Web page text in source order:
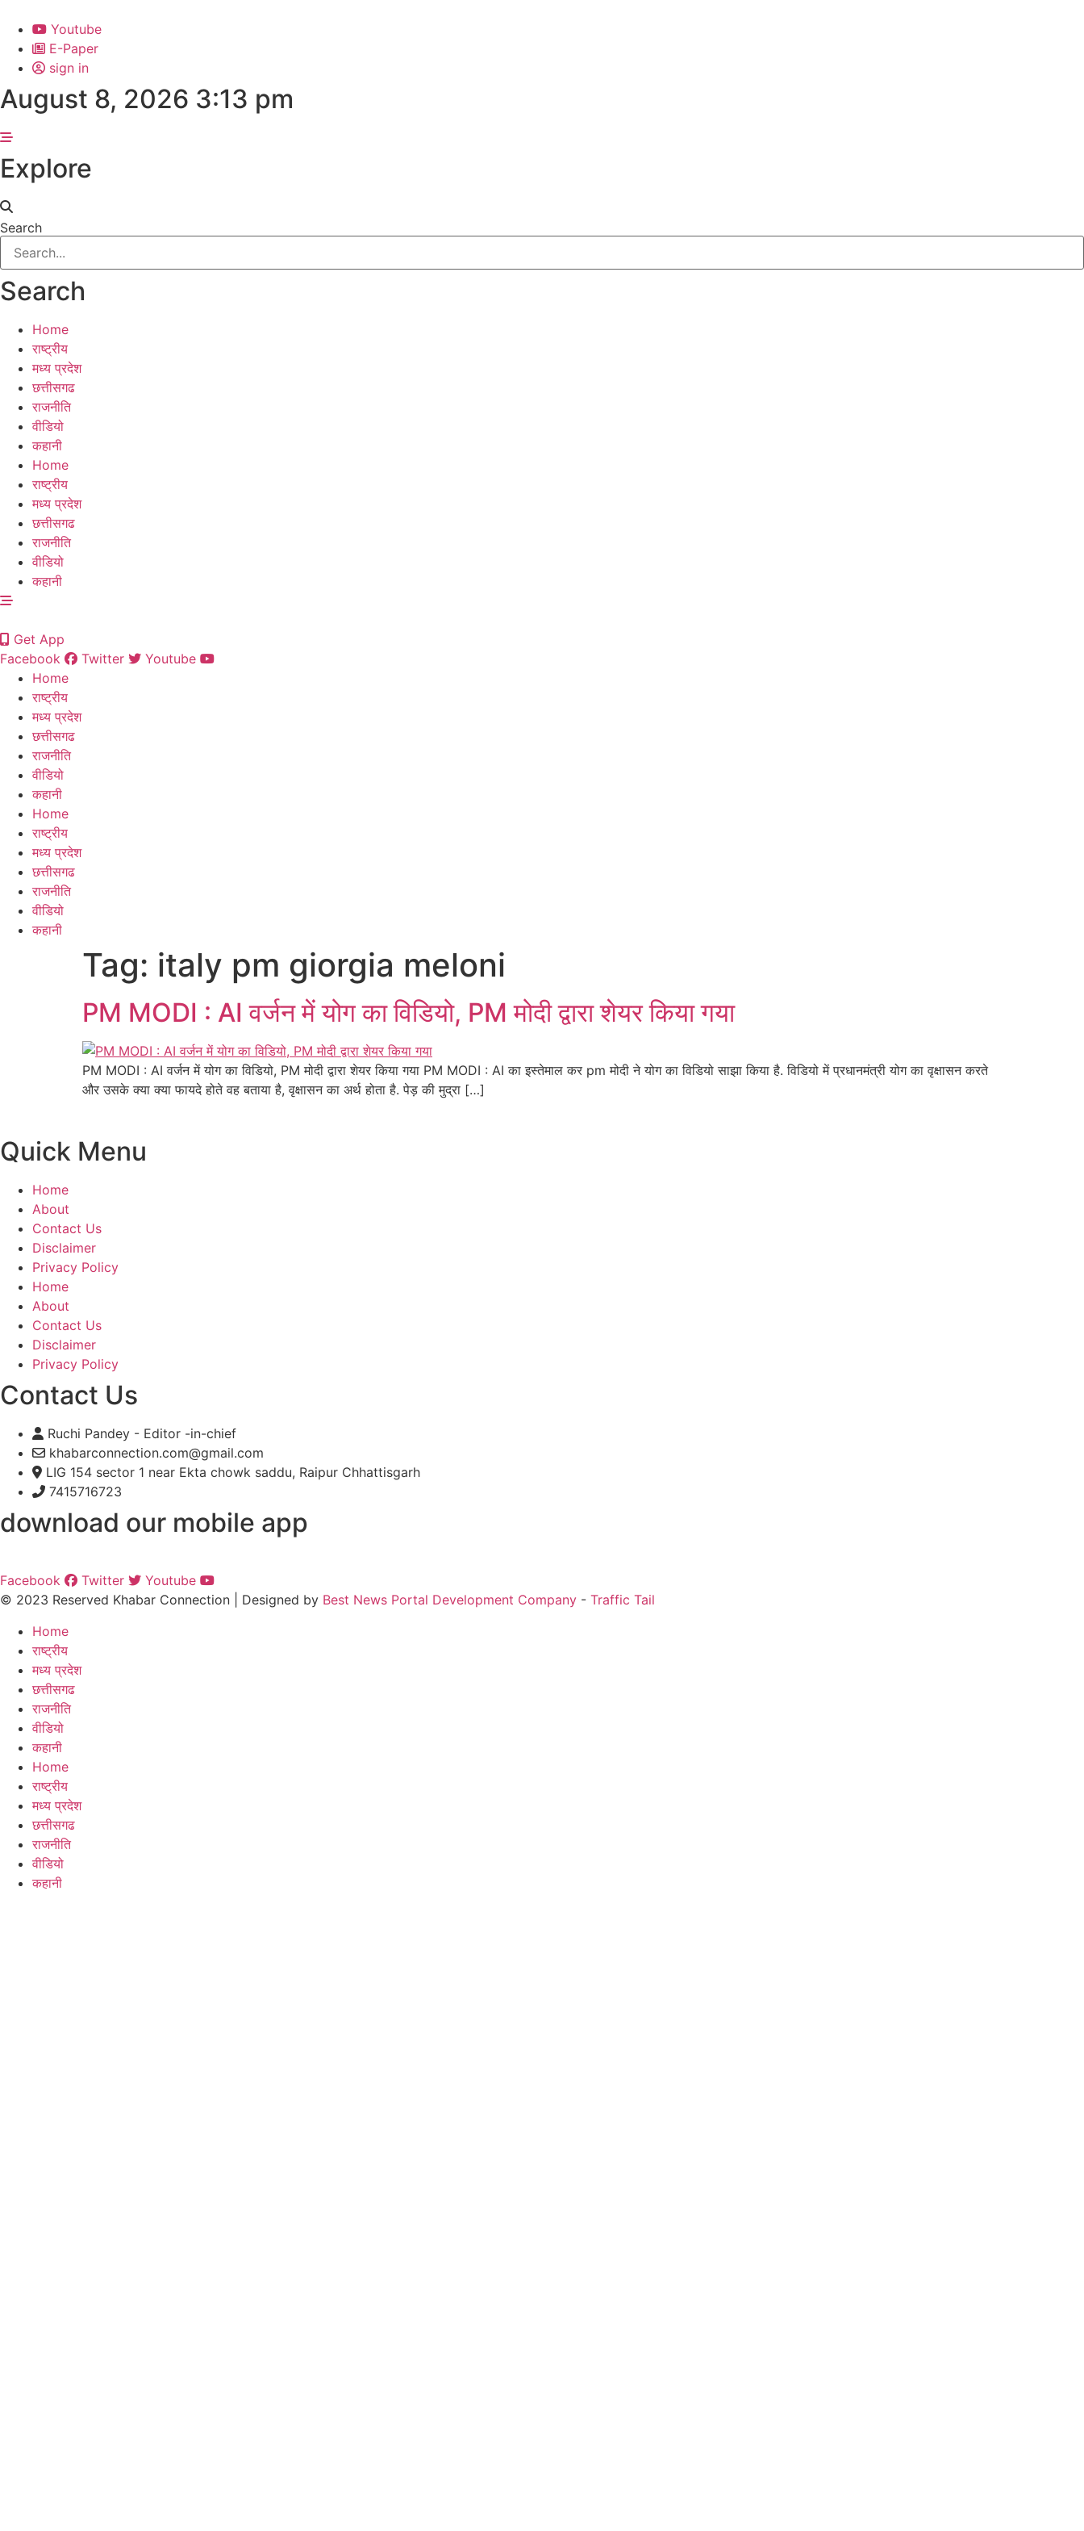
content
Youtube
E-Paper
sign in
August 8, 2026 3:13 pm
Explore
Search
Search
Home
राष्ट्रीय
मध्य प्रदेश
छत्तीसगढ
राजनीति
वीडियो
कहानी
Home
राष्ट्रीय
मध्य प्रदेश
छत्तीसगढ
राजनीति
वीडियो
कहानी
Get App
Facebook
Twitter
Youtube
Home
राष्ट्रीय
मध्य प्रदेश
छत्तीसगढ
राजनीति
वीडियो
कहानी
Home
राष्ट्रीय
मध्य प्रदेश
छत्तीसगढ
राजनीति
वीडियो
कहानी
Tag: italy pm giorgia meloni
PM MODI : AI वर्जन में योग का विडियो, PM मोदी द्वारा शेयर किया गया
PM MODI : AI वर्जन में योग का विडियो, PM मोदी द्वारा शेयर किया गया PM MODI : AI का इस्तेमाल कर pm मोदी ने योग का विडियो साझा किया है. विडियो में प्रधानमंत्री योग का वृक्षासन करते
और उसके क्या क्या फायदे होते वह बताया है, वृक्षासन का अर्थ होता है. पेड़ की मुद्रा […]
Quick Menu
Home
About
Contact Us
Disclaimer
Privacy Policy
Home
About
Contact Us
Disclaimer
Privacy Policy
Contact Us
Ruchi Pandey - Editor -in-chief
khabarconnection.com@gmail.com
LIG 154 sector 1 near Ekta chowk saddu, Raipur Chhattisgarh
7415716723
download our mobile app
Facebook Twitter
Youtube
© 2023 Reserved Khabar Connection | Designed by Best News Portal Development Company - Traffic Tail
Home
राष्ट्रीय
मध्य प्रदेश
छत्तीसगढ
राजनीति
वीडियो
कहानी
Home
राष्ट्रीय
मध्य प्रदेश
छत्तीसगढ
राजनीति
वीडियो
कहानी